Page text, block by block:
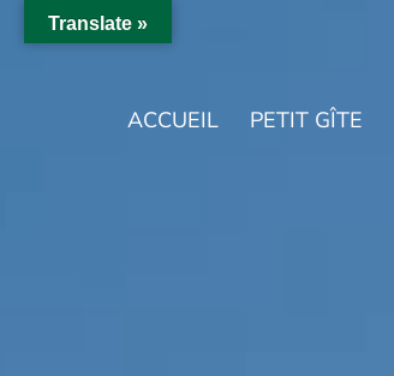
ACCUEIL PETIT GÎTE
Translate »